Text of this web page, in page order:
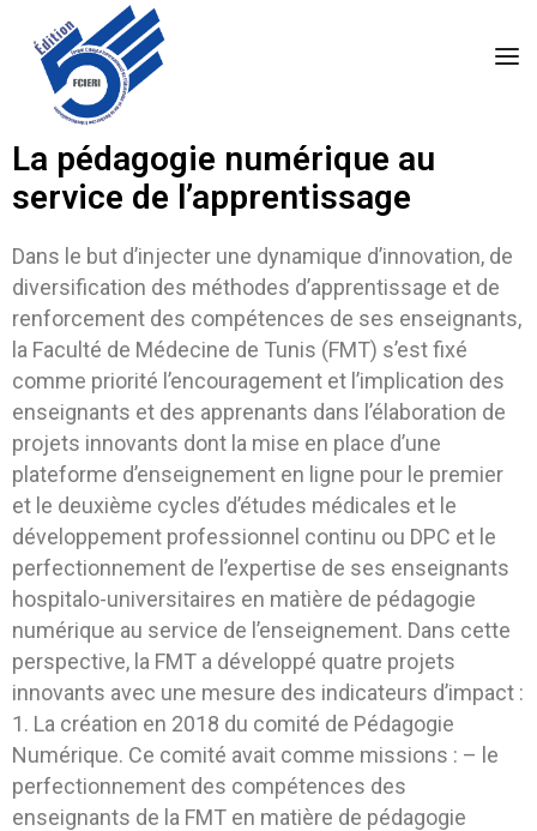
La pédagogie numérique au
service de l’apprentissage
Dans le but d’injecter une dynamique d’innovation, de
diversification des méthodes d’apprentissage et de
renforcement des compétences de ses enseignants,
la Faculté de Médecine de Tunis (FMT) s’est fixé
comme priorité l’encouragement et l’implication des
enseignants et des apprenants dans l’élaboration de
projets innovants dont la mise en place d’une
plateforme d’enseignement en ligne pour le premier
et le deuxième cycles d’études médicales et le
développement professionnel continu ou DPC et le
perfectionnement de l’expertise de ses enseignants
hospitalo-universitaires en matière de pédagogie
numérique au service de l’enseignement. Dans cette
perspective, la FMT a développé quatre projets
innovants avec une mesure des indicateurs d’impact :
1. La création en 2018 du comité de Pédagogie
Numérique. Ce comité avait comme missions : – le
perfectionnement des compétences des
enseignants de la FMT en matière de pédagogie